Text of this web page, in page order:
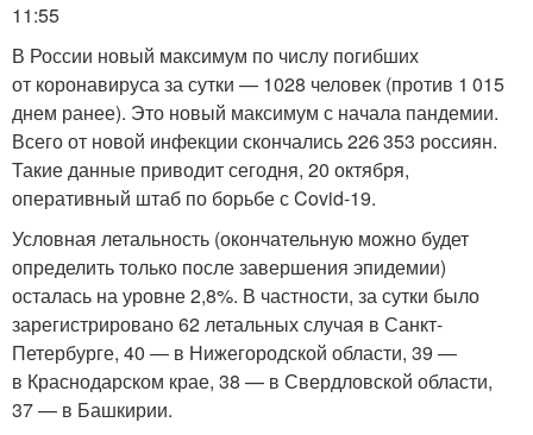
11:55
В России новый максимум по числу погибших
от коронавируса за сутки — 1028 человек (против 1 015
днем ранее). Это новый максимум с начала пандемии.
Всего от новой инфекции скончались 226 353 россиян.
Такие данные приводит сегодня, 20 октября,
оперативный штаб по борьбе с Covid-19.
Условная летальность (окончательную можно будет
определить только после завершения эпидемии)
осталась на уровне 2,8%. В частности, за сутки было
зарегистрировано 62 летальных случая в Санкт-
Петербурге, 40 — в Нижегородской области, 39 —
в Краснодарском крае, 38 — в Свердловской области,
37 — в Башкирии.